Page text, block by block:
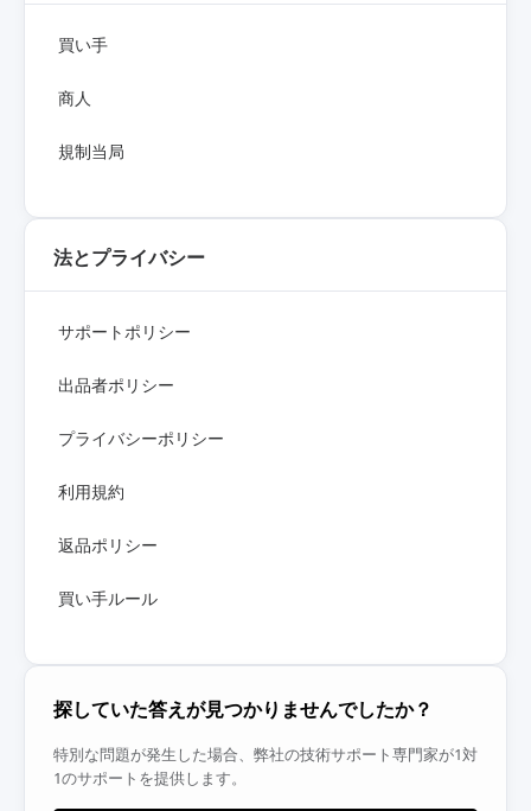
買い手
商人
規制当局
法とプライバシー
サポートポリシー
出品者ポリシー
プライバシーポリシー
利用規約
返品ポリシー
買い手ルール
探していた答えが見つかりませんでしたか？
特別な問題が発生した場合、弊社の技術サポート専門家が1対
1のサポートを提供します。